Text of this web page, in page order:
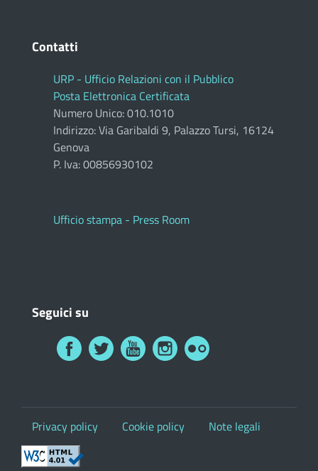
Contatti
URP - Ufficio Relazioni con il Pubblico
Posta Elettronica Certificata
Numero Unico: 010.1010
Indirizzo: Via Garibaldi 9, Palazzo Tursi, 16124
Genova
P. Iva: 00856930102
Ufficio stampa - Press Room
Seguici su
Privacy policy Cookie policy Note legali